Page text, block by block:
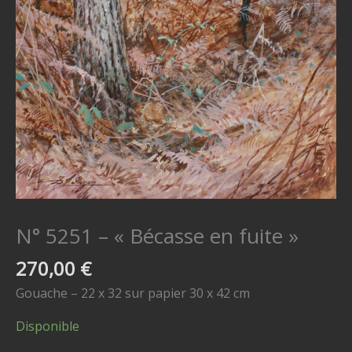
N° 5251 – « Bécasse en fuite »
270,00 €
Gouache – 22 x 32 sur papier 30 x 42 cm
Disponible